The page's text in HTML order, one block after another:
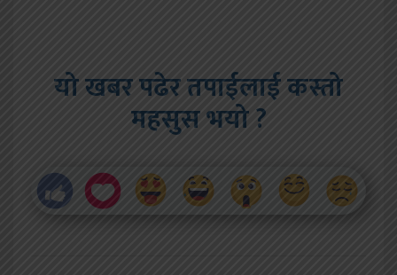
यो खबर पढेर तपाईलाई कस्तो
महसुस भयो ?